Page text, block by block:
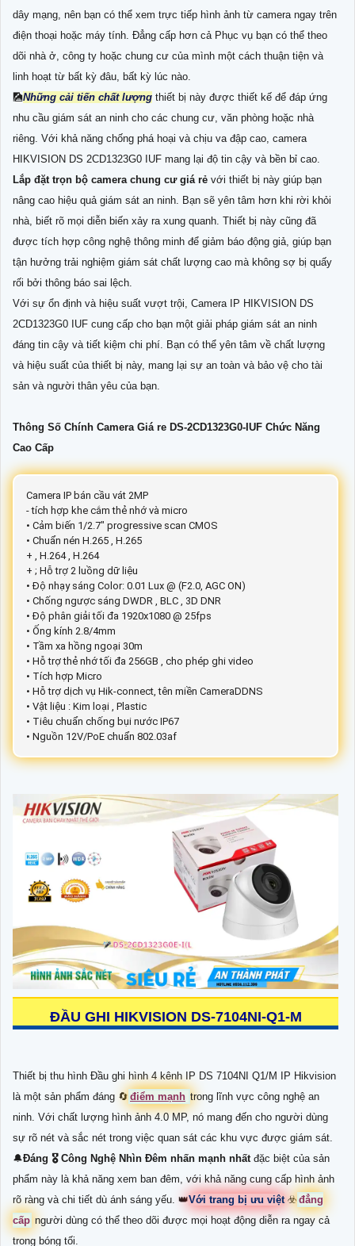
dây mạng, nên bạn có thể xem trực tiếp hình ảnh từ camera ngay trên
điện thoại hoặc máy tính. Đẳng cấp hơn cả Phục vụ bạn có thể theo
dõi nhà ở, công ty hoặc chung cư của mình một cách thuận tiện và
linh hoạt từ bất kỳ đâu, bất kỳ lúc nào.
🎑Những cải tiến chất lượng thiết bị này được thiết kế để đáp ứng
nhu cầu giám sát an ninh cho các chung cư, văn phòng hoặc nhà
riêng. Với khả năng chống phá hoại và chịu va đập cao, camera
HIKVISION DS 2CD1323G0 IUF mang lại độ tin cậy và bền bỉ cao.
Lắp đặt trọn bộ camera chung cư giá rẻ với thiết bị này giúp bạn
nâng cao hiệu quả giám sát an ninh. Bạn sẽ yên tâm hơn khi rời khỏi
nhà, biết rõ mọi diễn biến xảy ra xung quanh. Thiết bị này cũng đã
được tích hợp công nghệ thông minh để giảm báo động giả, giúp bạn
tận hưởng trải nghiệm giám sát chất lượng cao mà không sợ bị quấy
rối bởi thông báo sai lệch.
Với sự ổn định và hiệu suất vượt trội, Camera IP HIKVISION DS
2CD1323G0 IUF cung cấp cho bạn một giải pháp giám sát an ninh
đáng tin cậy và tiết kiệm chi phí. Bạn có thể yên tâm về chất lượng
và hiệu suất của thiết bị này, mang lại sự an toàn và bảo vệ cho tài
sản và người thân yêu của bạn.
Thông Số Chính Camera Giá re DS-2CD1323G0-IUF Chức Năng
Cao Cấp
Camera IP bán cầu vát 2MP
- tích hợp khe cắm thẻ nhớ và micro
• Cảm biến 1/2.7" progressive scan CMOS
• Chuẩn nén H.265 , H.265
+ , H.264 , H.264
+ ; Hỗ trợ 2 luồng dữ liệu
• Độ nhạy sáng Color: 0.01 Lux @ (F2.0, AGC ON)
• Chống ngược sáng DWDR , BLC , 3D DNR
• Độ phân giải tối đa 1920x1080 @ 25fps
• Ống kính 2.8/4mm
• Tầm xa hồng ngoại 30m
• Hỗ trợ thẻ nhớ tối đa 256GB , cho phép ghi video
• Tích hợp Micro
• Hỗ trợ dịch vụ Hik-connect, tên miền CameraDDNS
• Vật liệu : Kim loại , Plastic
• Tiêu chuẩn chống bụi nước IP67
• Nguồn 12V/PoE chuẩn 802.03af
ĐẦU GHI HIKVISION DS-7104NI-Q1-M
Thiết bị thu hình Đầu ghi hình 4 kênh IP DS 7104NI Q1/M IP Hikvision
là một sản phẩm đáng 🔄 điểm mạnh trong lĩnh vực công nghệ an
ninh. Với chất lượng hình ảnh 4.0 MP, nó mang đến cho người dùng
sự rõ nét và sắc nét trong việc quan sát các khu vực được giám sát.
🔔Đáng 🎖️ Công Nghệ Nhìn Đêm nhấn mạnh nhấtđặc biệt của sản
phẩm này là khả năng xem ban đêm, với khả năng cung cấp hình ảnh
rõ ràng và chi tiết dù ánh sáng yếu. 👑Với trang bị ưu việt☣️ đẳng
cấp người dùng có thể theo dõi được mọi hoạt động diễn ra ngay cả
trong bóng tối.